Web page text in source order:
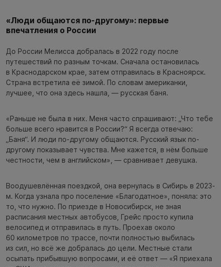
«Люди общаются по-другому»: первые
впечатления о России
До России Мелисса добралась в 2022 году после
путешествий по разным точкам. Сначала остановилась
в Краснодарском крае, затем отправилась в Красноярск.
Страна встретила её зимой. По словам американки,
лучшее, что она здесь нашла, — русская баня.
«Раньше не была в них. Меня часто спрашивают: „Что тебе
больше всего нравится в России?“ Я всегда отвечаю:
„Баня“. И люди по-другому общаются. Русский язык по-
другому показывает чувства. Мне кажется, в нём больше
честности, чем в английском», — сравнивает девушка.
Воодушевлённая поездкой, она вернулась в Сибирь в 2023-
м. Когда узнала про поселение «Благодатное», поняла: это
то, что нужно. По приезде в Новосибирск, не зная
расписания местных автобусов, Грейс просто купила
велосипед и отправилась в путь. Проехав около
60 километров по трассе, почти полностью выбилась
из сил, но всё же добралась до цели. Местные стали
осыпать прибывшую вопросами, и её ответ — «Я приехала